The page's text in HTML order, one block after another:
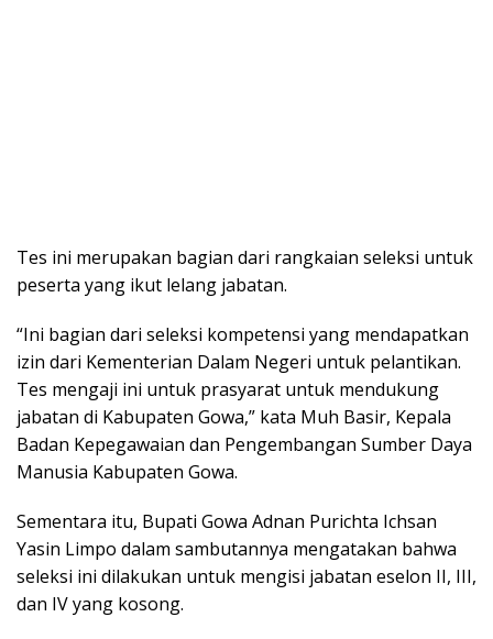
Tes ini merupakan bagian dari rangkaian seleksi untuk
peserta yang ikut lelang jabatan.
“Ini bagian dari seleksi kompetensi yang mendapatkan
izin dari Kementerian Dalam Negeri untuk pelantikan.
Tes mengaji ini untuk prasyarat untuk mendukung
jabatan di Kabupaten Gowa,” kata Muh Basir, Kepala
Badan Kepegawaian dan Pengembangan Sumber Daya
Manusia Kabupaten Gowa.
Sementara itu, Bupati Gowa Adnan Purichta Ichsan
Yasin Limpo dalam sambutannya mengatakan bahwa
seleksi ini dilakukan untuk mengisi jabatan eselon II, III,
dan IV yang kosong.